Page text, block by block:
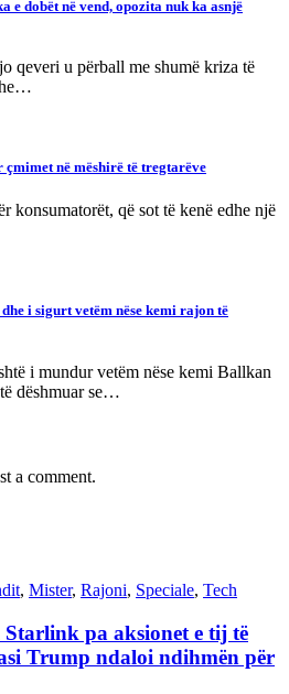
dobët në vend, opozita nuk ka asnjë
qeveri u përball me shumë kriza të
çmimet në mëshirë të tregtarëve
konsumatorët, që sot të kenë edhe një
i sigurt vetëm nëse kemi rajon të
i mundur vetëm nëse kemi Ballkan
dëshmuar se…
a comment.
, Mister, Rajoni, Speciale, Tech
pa aksionet e tij të
Trump ndaloi ndihmën për